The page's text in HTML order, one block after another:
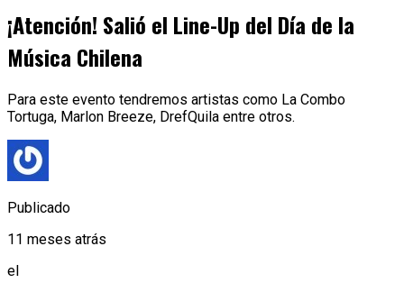
¡Atención! Salió el Line-Up del Día de la
Música Chilena
Para este evento tendremos artistas como La Combo
Tortuga, Marlon Breeze, DrefQuila entre otros.
Publicado
11 meses atrás
el